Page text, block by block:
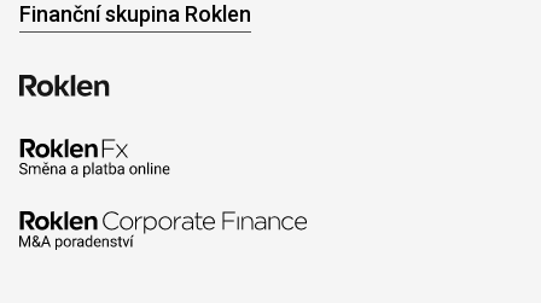
Finanční skupina Roklen